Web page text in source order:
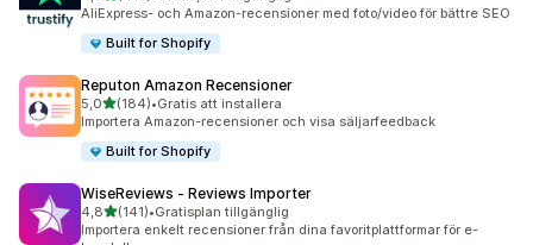
AliExpress- och Amazon-recensioner med foto/video för bättre SEO
Built for Shopify
Reputon Amazon Recensioner
5,0av 5 stjärnor
(184)
184 recensioner totalt
•Gratis att installera
Importera Amazon-recensioner och visa säljarfeedback
Built for Shopify
WiseReviews ‑ Reviews Importer
4,8av 5 stjärnor
(141)
141 recensioner totalt
•Gratisplan tillgänglig
Importera enkelt recensioner från dina favoritplattformar för e-